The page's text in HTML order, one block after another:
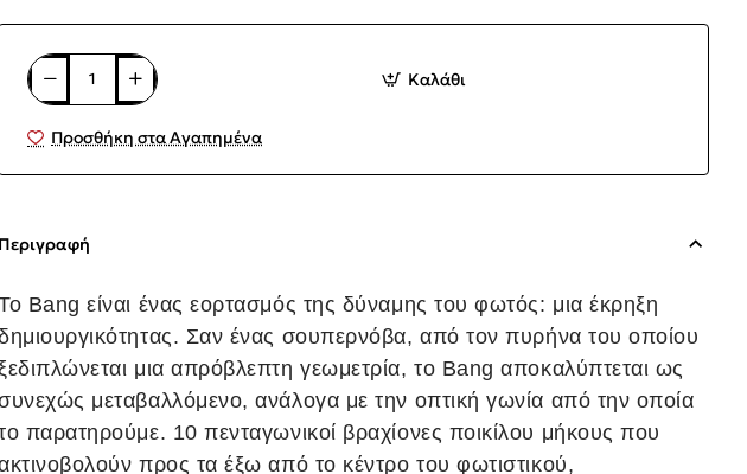
Καλάθι
Προσθήκη στα Αγαπημένα
Περιγραφή
Bang είναι ένας εορτασμός της δύναμης του φωτός: μια έκρηξη
Σαν ένας σουπερνόβα, από τον πυρήνα του οποίου
μια απρόβλεπτη γεωμετρία, το Bang αποκαλύπτεται ως
μεταβαλλόμενο, ανάλογα με την οπτική γωνία από την οποία
παρατηρούμε. 10 πενταγωνικοί βραχίονες ποικίλου μήκους που
προς τα έξω από το κέντρο του φωτιστικού,